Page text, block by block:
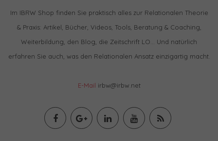
Im IBRW Shop finden Sie praktisch alles zur Relationalen Theorie
& Praxis: Artikel, Bücher, Videos, Tools, Beratung & Coaching,
Weiterbildung, den Blog, die Zeitschrift LO… Und natürlich
erfahren Sie auch, was den Relationalen Ansatz einzigartig macht.
E-Mail irbw@irbw.net